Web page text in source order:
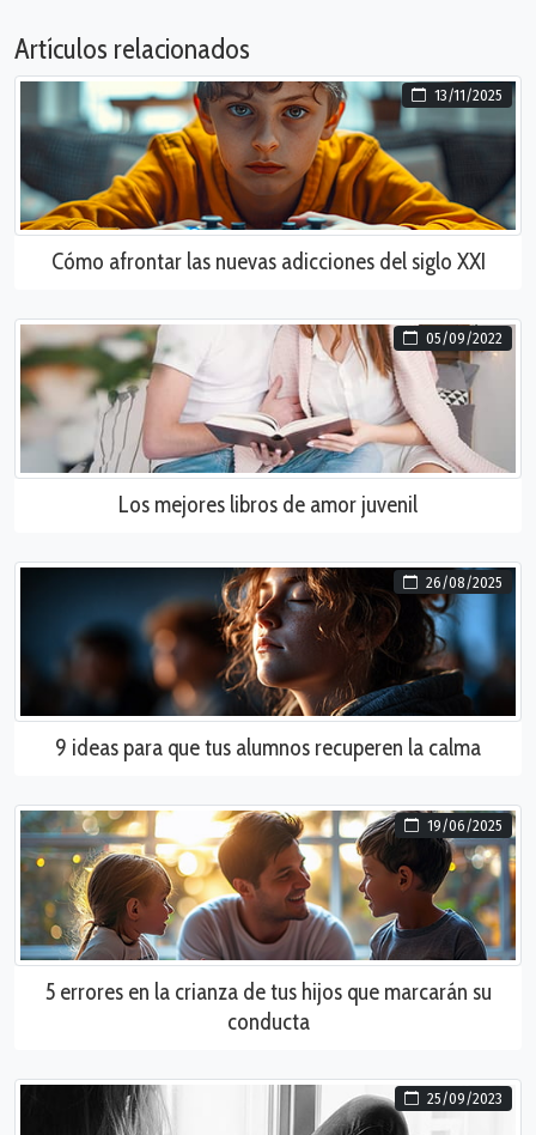
Artículos relacionados
13/11/2025
Cómo afrontar las nuevas adicciones del siglo XXI
05/09/2022
Los mejores libros de amor juvenil
26/08/2025
9 ideas para que tus alumnos recuperen la calma
19/06/2025
5 errores en la crianza de tus hijos que marcarán su
conducta
25/09/2023